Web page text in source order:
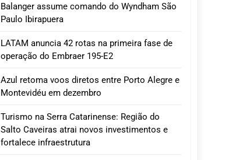
Balanger assume comando do Wyndham São
Paulo Ibirapuera
LATAM anuncia 42 rotas na primeira fase de
operação do Embraer 195-E2
Azul retoma voos diretos entre Porto Alegre e
Montevidéu em dezembro
Turismo na Serra Catarinense: Região do
Salto Caveiras atrai novos investimentos e
fortalece infraestrutura